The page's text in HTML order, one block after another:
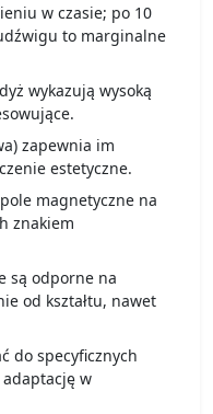
w czasie; po 10
to marginalne
wykazują wysoką
zapewnia im
estetyczne.
magnetyczne na
znakiem
są odporne na
od kształtu, nawet
do specyficznych
w